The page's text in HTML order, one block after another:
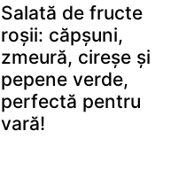
Salată de fructe
roșii: căpșuni,
zmeură, cireșe și
pepene verde,
perfectă pentru
vară!